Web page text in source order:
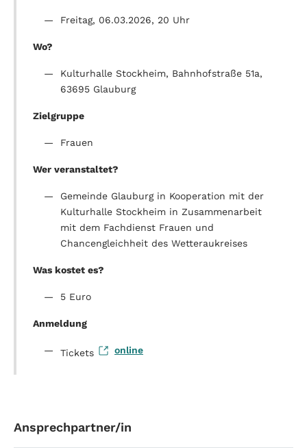
Freitag, 06.03.2026, 20 Uhr
Wo?
Kulturhalle Stockheim, Bahnhofstraße 51a,
63695 Glauburg
Zielgruppe
Frauen
Wer veranstaltet?
Gemeinde Glauburg in Kooperation mit der
Kulturhalle Stockheim in Zusammenarbeit
mit dem Fachdienst Frauen und
Chancengleichheit des Wetteraukreises
Was kostet es?
5 Euro
Anmeldung
Tickets online
Ansprechpartner/in